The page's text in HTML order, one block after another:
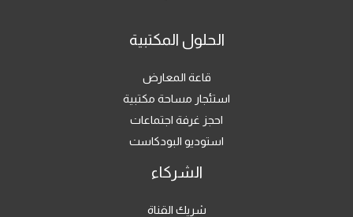
الحلول المكتبية
قاعة المعارض
استئجار مساحة مكتبية
احجز غرفة اجتماعات
استوديو البودكاست
الشركاء
شريك القناة